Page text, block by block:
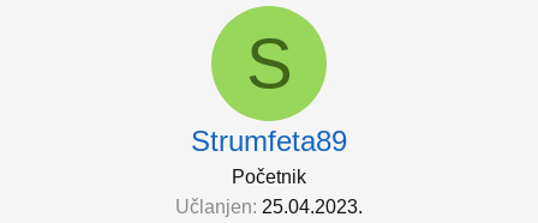
S
Strumfeta89
Početnik
Učlanjen 25.04.2023.